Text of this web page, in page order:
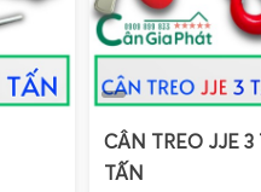
CÂN TREO JJE
TẤN